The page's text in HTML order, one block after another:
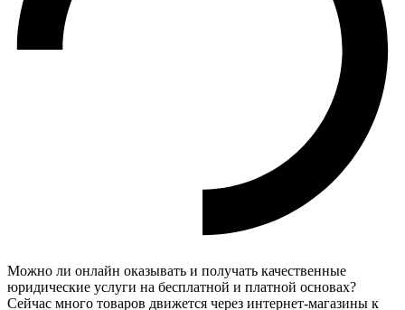
Можно ли онлайн оказывать и получать качественные
юридические услуги на бесплатной и платной основах?
Сейчас много товаров движется через интернет-магазины к